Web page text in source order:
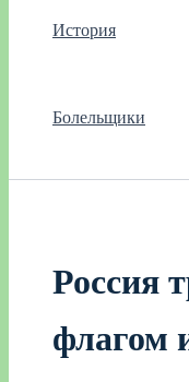
История
Болельщики
Россия
флагом